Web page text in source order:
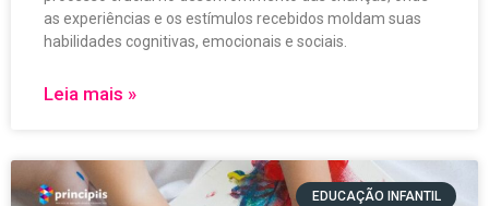
as experiências e os estímulos recebidos moldam suas
habilidades cognitivas, emocionais e sociais.
Leia mais »
EDUCAÇÃO INFANTIL